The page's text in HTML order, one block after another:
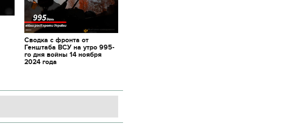
Сводка с фронта от
Генштаба ВСУ на утро 995-
го дня войны 14 ноября
2024 года